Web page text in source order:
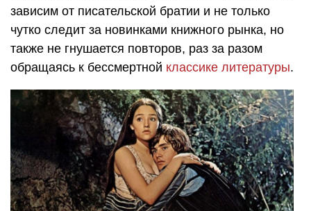
зависим от писательской братии и не только
чутко следит за новинками книжного рынка, но
также не гнушается повторов, раз за разом
обращаясь к бессмертной классике литературы.